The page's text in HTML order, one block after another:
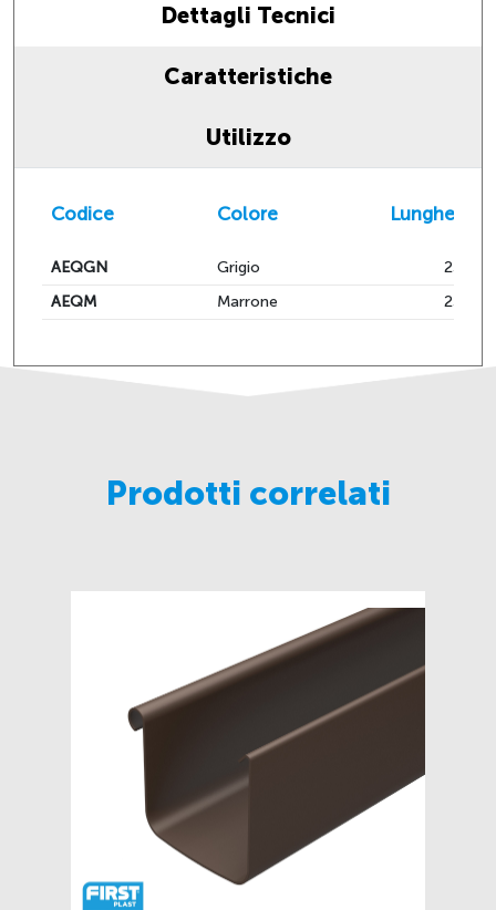
Dettagli Tecnici
Caratteristiche
Utilizzo
Codice Colore Lunghezza
AEQGN Grigio
230
AEQM
Marrone 230
Prodotti correlati